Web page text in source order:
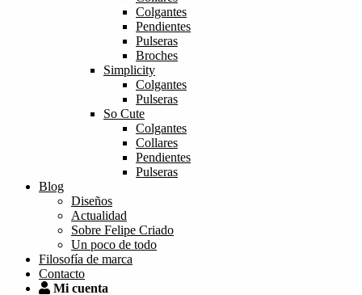
Colgantes
Pendientes
Pulseras
Broches
Simplicity
Colgantes
Pulseras
So Cute
Colgantes
Collares
Pendientes
Pulseras
Blog
Diseños
Actualidad
Sobre Felipe Criado
Un poco de todo
Filosofía de marca
Contacto
Mi cuenta